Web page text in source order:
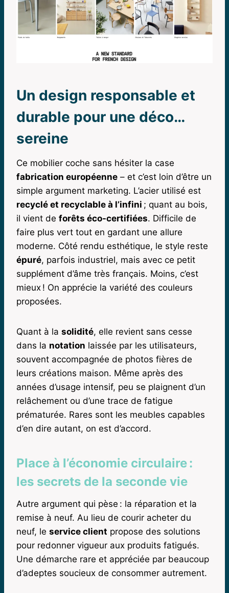
Un design responsable et
durable pour une déco…
sereine
Ce mobilier coche sans hésiter la case
fabrication européenne – et c’est loin d’être un
simple argument marketing. L’acier utilisé est
recyclé et recyclable à l’infini ; quant au bois,
il vient de forêts éco-certifiées. Difficile de
faire plus vert tout en gardant une allure
moderne. Côté rendu esthétique, le style reste
épuré, parfois industriel, mais avec ce petit
supplément d’âme très français. Moins, c’est
mieux ! On apprécie la variété des couleurs
proposées.
Quant à la solidité, elle revient sans cesse
dans la notation laissée par les utilisateurs,
souvent accompagnée de photos fières de
leurs créations maison. Même après des
années d’usage intensif, peu se plaignent d’un
relâchement ou d’une trace de fatigue
prématurée. Rares sont les meubles capables
d’en dire autant, on est d’accord.
Place à l’économie circulaire :
les secrets de la seconde vie
Autre argument qui pèse : la réparation et la
remise à neuf. Au lieu de courir acheter du
neuf, le service client propose des solutions
pour redonner vigueur aux produits fatigués.
Une démarche rare et appréciée par beaucoup
d’adeptes soucieux de consommer autrement.